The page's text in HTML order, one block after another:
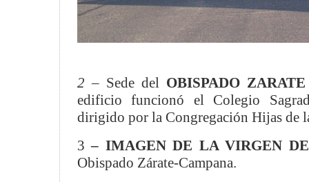
2 – Sede del OBISPADO
edificio funcionó el Colegio
dirigido por la Congregación Hijas de
3– IMAGEN DE LA VIRGEN
Obispado Zárate-Campana.